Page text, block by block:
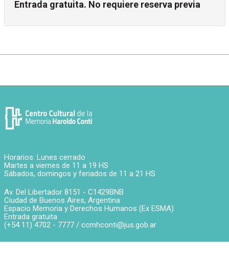
Entrada gratuita. No requiere reserva previa
Horarios: Lunes cerrado
Martes a viernes de 11 a 19 HS
Sábados, domingos y feriados de 11 a 21 HS
Av. Del Libertador 8151 - C1429BNB
Ciudad de Buenos Aires, Argentina
Espacio Memoria y Derechos Humanos (Ex ESMA)
Entrada gratuita
(+54 11) 4702 - 7777 / ccmhconti@jus.gob.ar